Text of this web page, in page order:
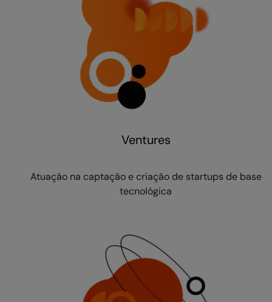
Ventures
Atuação na captação e criação de startups de base
tecnológica